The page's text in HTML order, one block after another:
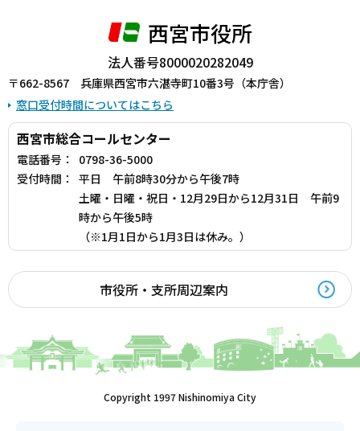
西宮市役所
法人番号8000020282049
〒662-8567 兵庫県西宮市六湛寺町10番3号（本庁舎）
窓口受付時間についてはこちら
西宮市総合コールセンター
電話番号：
0798-36-5000
受付時間：
平日 午前8時30分から午後7時
土曜・日曜・祝日・12月29日から12月31日 午前9
時から午後5時
（※1月1日から1月3日は休み。）
市役所・支所周辺案内
Copyright 1997 Nishinomiya City